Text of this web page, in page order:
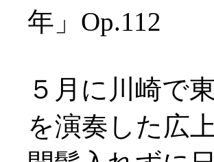
年」Op.112
５月に川崎で
を演奏した広上